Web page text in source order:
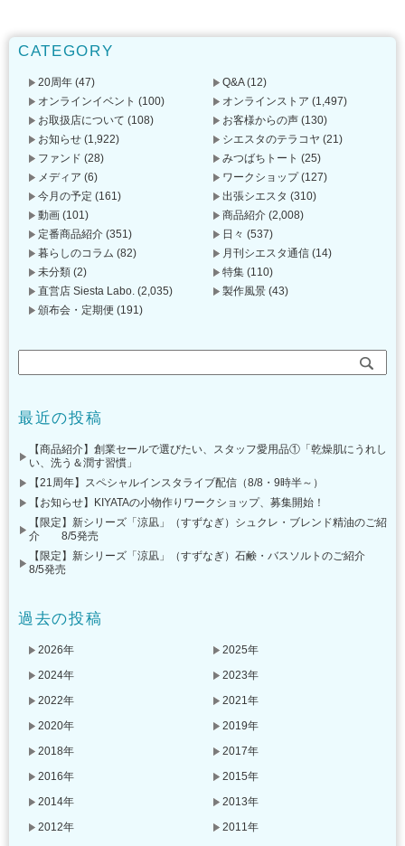
CATEGORY
20周年 (47) Q&A(12)
オンラインイベント (100) オンラインストア (1,497)
お取扱店について (108) お客様からの声 (130)
お知らせ (1,922) シエスタのテラコヤ (21)
ファンド (28) みつばちトート (25)
メディア (6) ワークショップ(127)
今月の予定 (161) 出張シエスタ (310)
動画 (101) 商品紹介 (2,008)
定番商品紹介 (351) 日々 (537)
暮らしのコラム (82) 月刊シエスタ通信 (14)
未分類 (2) 特集 (110)
直営店 Siesta Labo. (2,035) 製作風景 (43)
頒布会・定期便 (191)
最近の投稿
【商品紹介】創業セールで選びたい、スタッフ愛用品①「乾燥肌にうれし
い、洗う＆潤す習慣」
【21周年】スペシャルインスタライブ配信（8/8・9時半～）
【お知らせ】KIYATAの小物作りワークショップ、募集開始！
【限定】新シリーズ「涼凪」（すずなぎ）シュクレ・ブレンド精油のご紹
介 8/5発売
【限定】新シリーズ「涼凪」（すずなぎ）石鹸・バスソルトのご紹介
8/5発売
過去の投稿
2026年
2025年
2024年
2023年
2022年
2021年
2020年
2019年
2018年
2017年
2016年
2015年
2014年
2013年
2012年
2011年